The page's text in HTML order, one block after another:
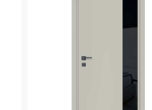
!!! Будь ласка,
менеджера в